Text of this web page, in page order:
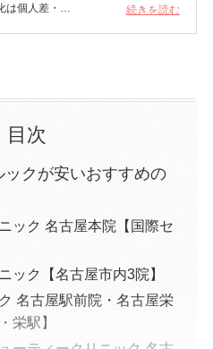
は個人差・
除去、医療脱毛など
続きを読む
目次
クが安いおすすめの
ック 名古屋本院【国際セ
ック【名古屋市内3院】
名古屋駅前院・名古屋栄
栄駅】